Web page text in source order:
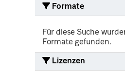
Formate
Für diese Suche
Formate gefunden.
Lizenzen